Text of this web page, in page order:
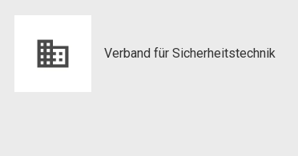
Verband für Sicherheitstechnik